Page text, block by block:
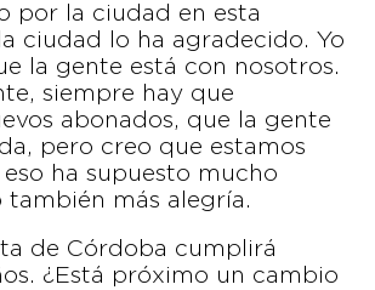
por la ciudad en esta
ciudad lo ha agradecido. Yo
la gente está con nosotros.
siempre hay que
abonados, que la gente
pero creo que estamos
eso ha supuesto mucho
también más alegría.
de Córdoba cumplirá
¿Está próximo un cambio